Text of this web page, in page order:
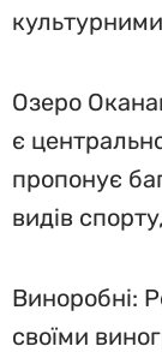
Озеро
є
пропонує
видів
Виноробні:
своїми